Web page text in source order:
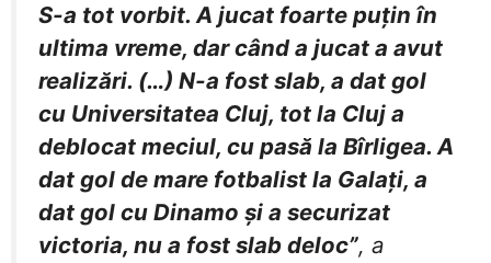
S-a tot vorbit. A jucat foarte puțin în
ultima vreme, dar când a jucat a avut
realizări. (…) N-a fost slab, a dat gol
cu Universitatea Cluj, tot la Cluj a
deblocat meciul, cu pasă la Bîrligea. A
dat gol de mare fotbalist la Galați, a
dat gol cu Dinamo și a securizat
victoria, nu a fost slab deloc”, a